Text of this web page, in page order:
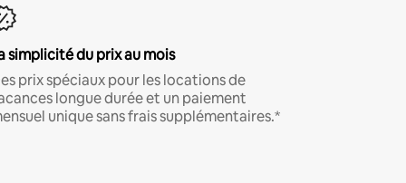
simplicité du prix au mois
prix spéciaux pour les locations de
longue durée et un paiement
unique sans frais supplémentaires.*